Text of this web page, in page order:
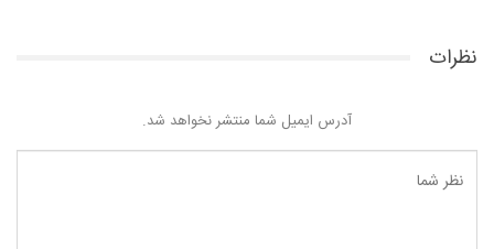
نظرات
آدرس ایمیل شما منتشر نخواهد شد.